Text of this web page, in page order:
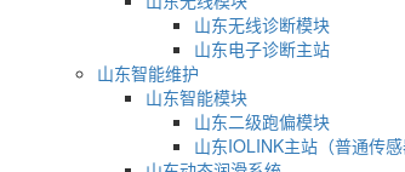
山东无线诊断模块
山东电子诊断主站
山东智能维护
山东智能模块
山东二级跑偏模块
山东IOLINK主站（普通传感